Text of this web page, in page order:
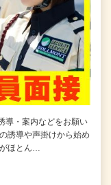
導・案内などをお願い
誘導や声掛けから始め
ほとん…